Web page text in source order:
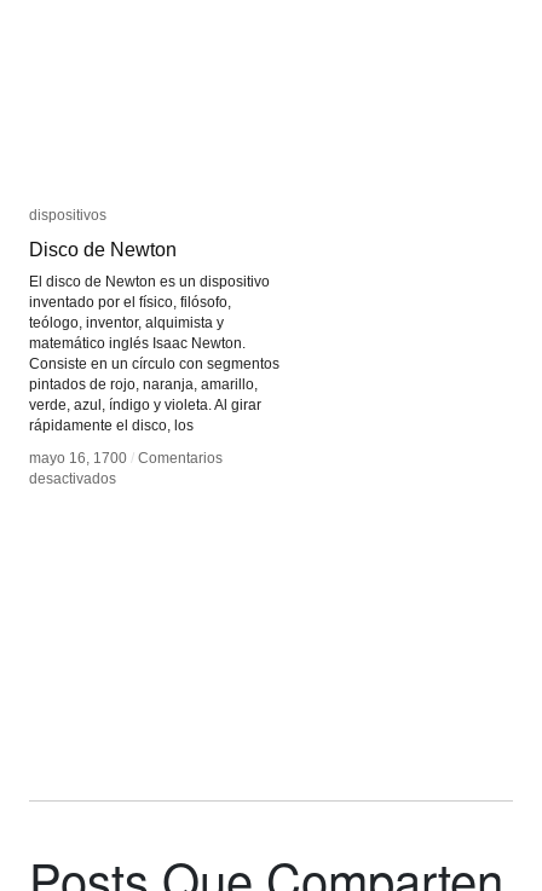
dispositivos
Disco de Newton
El disco de Newton es un dispositivo
inventado por el físico, filósofo,
teólogo, inventor, alquimista y
matemático inglés Isaac Newton.
Consiste en un círculo con segmentos
pintados de rojo, naranja, amarillo,
verde, azul, índigo y violeta. Al girar
rápidamente el disco, los
mayo 16, 1700 / Comentarios
desactivadosen
dispositivos
Disco de Newton
mayo 16, 1700 / Comentarios
desactivadosen